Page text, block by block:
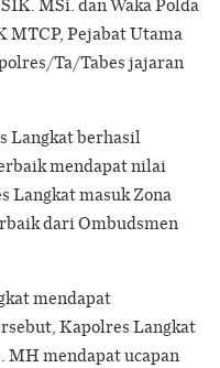
MTCP, Pejabat Utama
Ta/Tabes jajaran
Langkat berhasil
mendapat nilai
Langkat masuk Zona
dari Ombudsmen
mendapat
Kapolres Langkat
MH mendapat ucapan